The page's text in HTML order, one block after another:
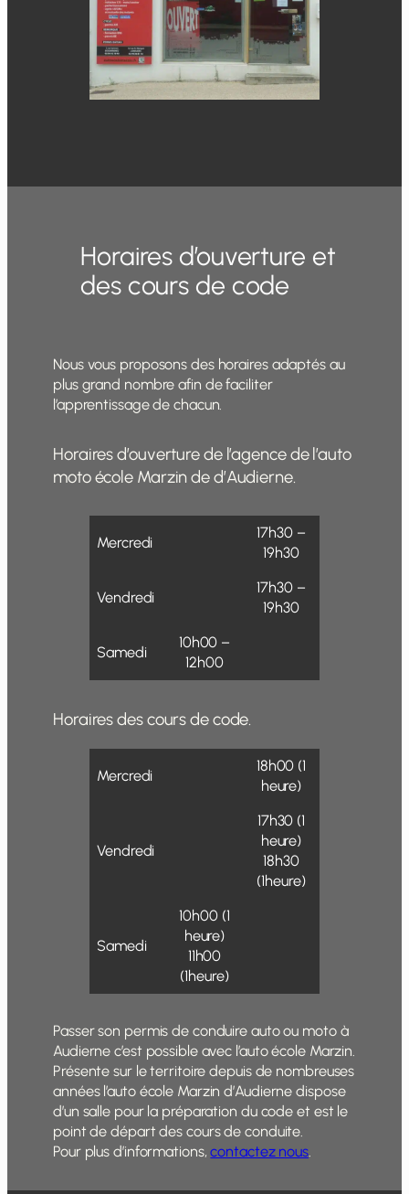
Horaires d’ouverture et
des cours de code
Nous vous proposons des horaires adaptés au
plus grand nombre afin de faciliter
l’apprentissage de chacun.
Horaires d’ouverture de l’agence de l’auto
moto école Marzin de d’Audierne.
Mercredi
17h30 –
19h30
Vendredi
17h30 –
19h30
Samedi
10h00 –
12h00
Horaires des cours de code.
Mercredi
18h00 (1
heure)
Vendredi
17h30 (1
heure)
18h30
(1heure)
Samedi
10h00 (1
heure)
11h00
(1heure)
Passer son permis de conduire auto ou moto à
Audierne c’est possible avec l’auto école Marzin.
Présente sur le territoire depuis de nombreuses
années l’auto école Marzin d’Audierne dispose
d’un salle pour la préparation du code et est le
point de départ des cours de conduite.
Pour plus d’informations,contactez nous.